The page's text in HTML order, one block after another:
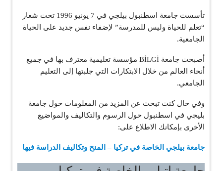
تأسست جامعة اسطنبول بيلجي في 7 يونيو 1996 تحت شعار
“تعلم للحياة وليس للمدرسة” لإضفاء نفس جديد على الحياة
الجامعية.
أصبحت جامعة BİLGİ مؤسسة تعليمية معترف بها في جميع
أنحاء العالم من خلال الابتكارات التي جلبتها إلى التعليم
الجامعي.
وفي حال كنت تبحث عن المزيد من المعلومات حول جامعة
بليجي في اسطنبول حول الرسوم والتكاليف والمواضيع
الأخرى بإمكانك الاطلاع على:
جامعة بيلجي الخاصة في تركيا – المنح وتكاليف الدراسة فيها